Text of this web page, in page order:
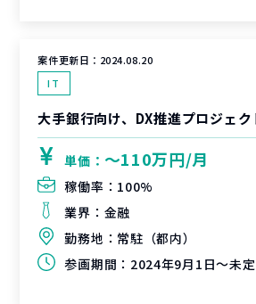
案件更新日： 2024.08.20
IT
単価： 〜110万円/月
稼働率： 100%
業界： 金融
勤務地： 常駐（都内）
参画期間： 2024年9月1日～未定